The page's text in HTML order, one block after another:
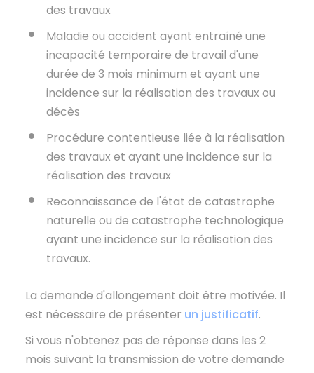
des travaux
Maladie ou accident ayant entraîné une
incapacité temporaire de travail d'une
durée de 3 mois minimum et ayant une
incidence sur la réalisation des travaux ou
décès
Procédure contentieuse liée à la réalisation
des travaux et ayant une incidence sur la
réalisation des travaux
Reconnaissance de l'état de catastrophe
naturelle ou de catastrophe technologique
ayant une incidence sur la réalisation des
travaux.
La demande d'allongement doit être motivée. Il
est nécessaire de présenter un justificatif.
Si vous n'obtenez pas de réponse dans les 2
mois suivant la transmission de votre demande